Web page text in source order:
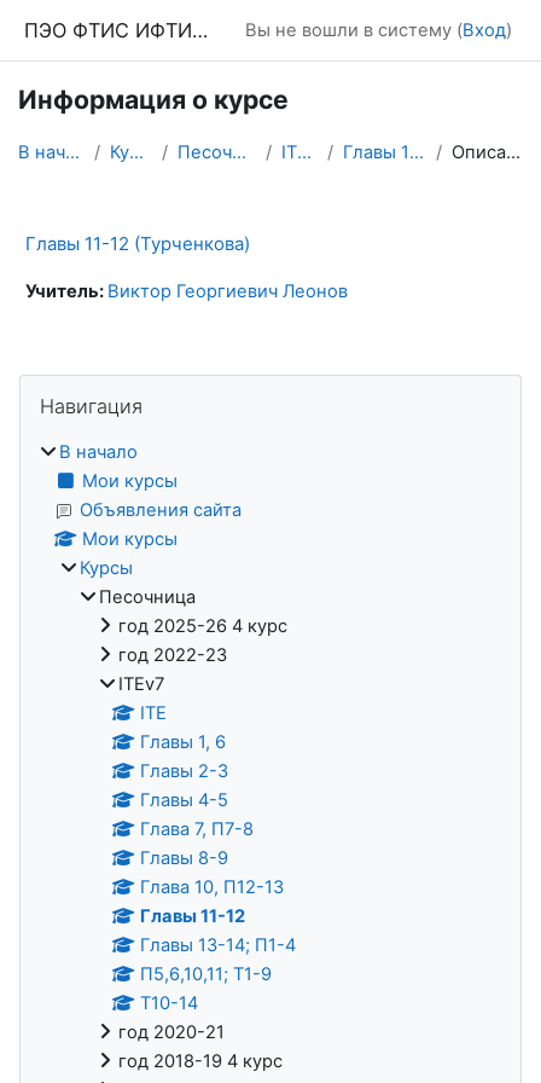
ПЭО ФТИС ИФТИС МПГУ Вы не вошли в систему (Вход)
Информация о курсе
В начало Курсы Песочница ITEv7 Главы 11-12 Описание
Главы 11-12 (Турченкова)
Учитель: Виктор Георгиевич Леонов
Блоки
Навигация
В начало
Мои курсы
Объявления сайта
Мои курсы
Курсы
Песочница
год 2025-26 4 курс
год 2022-23
ITEv7
ITE
Главы 1, 6
Главы 2-3
Главы 4-5
Глава 7, П7-8
Главы 8-9
Глава 10, П12-13
Главы 11-12
Главы 13-14; П1-4
П5,6,10,11; Т1-9
Т10-14
год 2020-21
год 2018-19 4 курс